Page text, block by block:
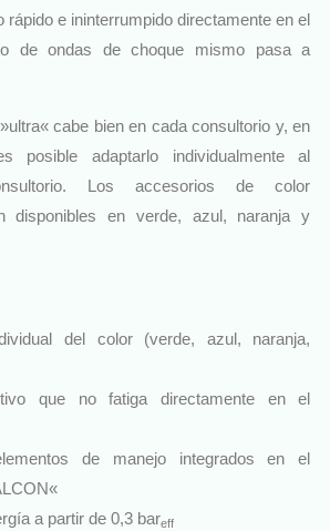
rápido e ininterrumpido directamente en el
de ondas de choque mismo pasa a
»ultra« cabe bien en cada consultorio y, en
posible adaptarlo individualmente al
Los accesorios de color
disponibles en verde, azul, naranja y
del color (verde, azul, naranja,
que no fatiga directamente en el
de manejo integrados en el
a partir de 0,3 bareff